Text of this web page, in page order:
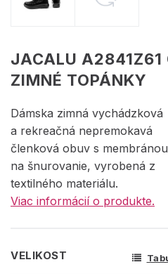
JACALU A2841Z61
ZIMNÉ TOPÁNKY
Dámska zimná vychádzková
a rekreačná nepremokavá
členková obuv s membránou
na šnurovanie, vyrobená z
textilného materiálu.
Viac informácií o produkte.
VELIKOST